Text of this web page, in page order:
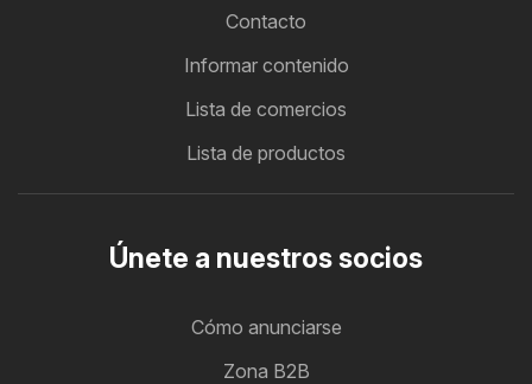
Contacto
Informar contenido
Lista de comercios
Lista de productos
Únete a nuestros socios
Cómo anunciarse
Zona B2B